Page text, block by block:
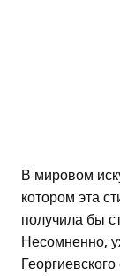
В мировом
котором эта
получила бы
Несомненно,